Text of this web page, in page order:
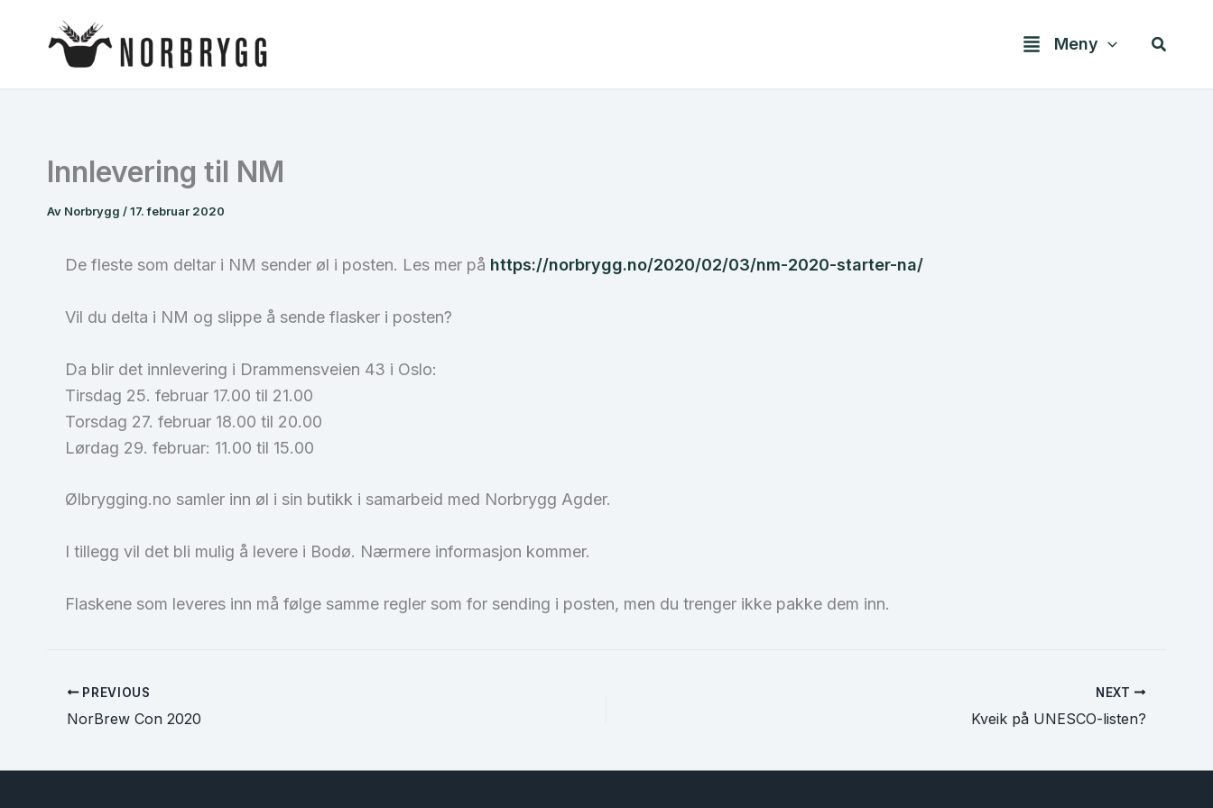
Meny Søk
Innlevering til NM
Av Norbrygg /17. februar 2020
De fleste som deltar i NM sender øl i posten. Les mer på https://norbrygg.no/2020/02/03/nm-2020-starter-na/
Vil du delta i NM og slippe å sende flasker i posten?
Da blir det innlevering i Drammensveien 43 i Oslo:
Tirsdag 25. februar 17.00 til 21.00
Torsdag 27. februar 18.00 til 20.00
Lørdag 29. februar: 11.00 til 15.00
Ølbrygging.no samler inn øl i sin butikk i samarbeid med Norbrygg Agder.
I tillegg vil det bli mulig å levere i Bodø. Nærmere informasjon kommer.
Flaskene som leveres inn må følge samme regler som for sending i posten, men du trenger ikke pakke dem inn.
PREVIOUS
NorBrew Con 2020
NEXT
Kveik på UNESCO-listen?